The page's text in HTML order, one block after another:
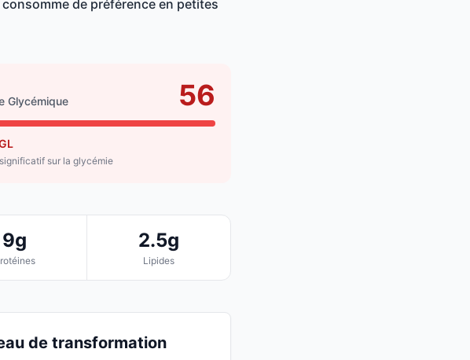
de préférence en petites
Glycémique 56
sur la glycémie
9g 2.5g
Lipides
de transformation